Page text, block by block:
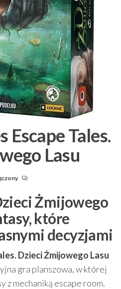
Escape Tales.
Lasu
Żmijowego
które
decyzjami
Dzieci Żmijowego Lasu
gra planszowa, w której
z mechaniką escape room.